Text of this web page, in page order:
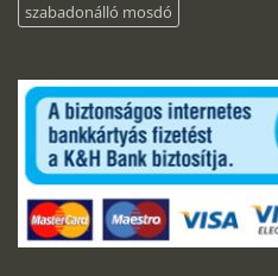
szabadonálló mosdó